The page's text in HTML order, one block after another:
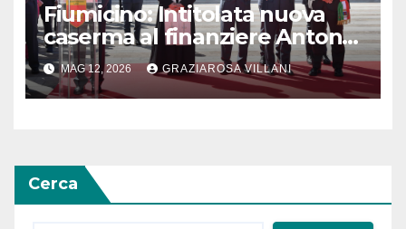
Fiumicino: Intitolata nuova
caserma al finanziere Antonio
Zara
MAG 12, 2026 GRAZIAROSA VILLANI
Cerca